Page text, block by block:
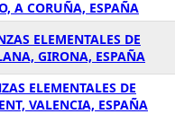
A CORUÑA, ESPAÑA
ELEMENTALES DE
GIRONA, ESPAÑA
ELEMENTALES DE
VALENCIA, ESPAÑA